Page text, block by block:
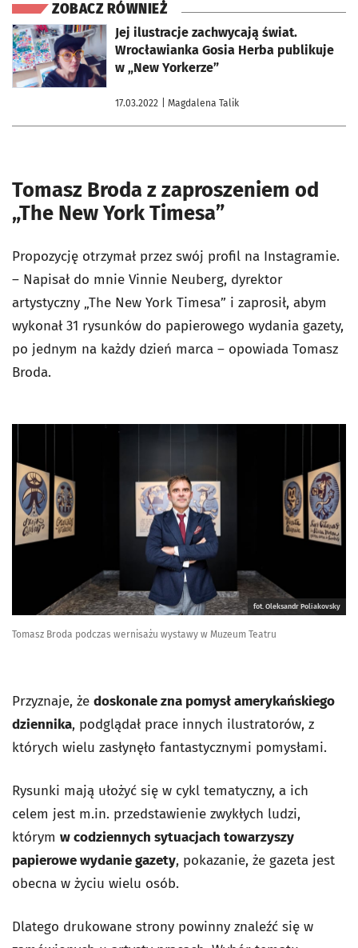
ZOBACZ RÓWNIEŻ
Jej ilustracje zachwycają świat.
Wrocławianka Gosia Herba publikuje
w „New Yorkerze”
17.03.2022 | Magdalena Talik
otworzy się w nowej karcie
Tomasz Broda z zaproszeniem od
„The New York Timesa”
Propozycję otrzymał przez swój profil na Instagramie.
– Napisał do mnie Vinnie Neuberg, dyrektor
artystyczny „The New York Timesa” i zaprosił, abym
wykonał 31 rysunków do papierowego wydania gazety,
po jednym na każdy dzień marca – opowiada Tomasz
Broda.
fot. Oleksandr Poliakovsky
Tomasz Broda podczas wernisażu wystawy w Muzeum Teatru
Przyznaje, że doskonale zna pomysł amerykańskiego
dziennika, podglądał prace innych ilustratorów, z
których wielu zasłynęło fantastycznymi pomysłami.
Rysunki mają ułożyć się w cykl tematyczny, a ich
celem jest m.in. przedstawienie zwykłych ludzi,
którym w codziennych sytuacjach towarzyszy
papierowe wydanie gazety, pokazanie, że gazeta jest
obecna w życiu wielu osób.
Dlatego drukowane strony powinny znaleźć się w